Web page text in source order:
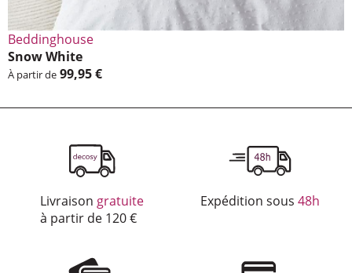
Beddin­ghouse
Snow White
À partir de 99,95 €
Livraison gratuite
à partir de 120 €
Expédition sous 48h